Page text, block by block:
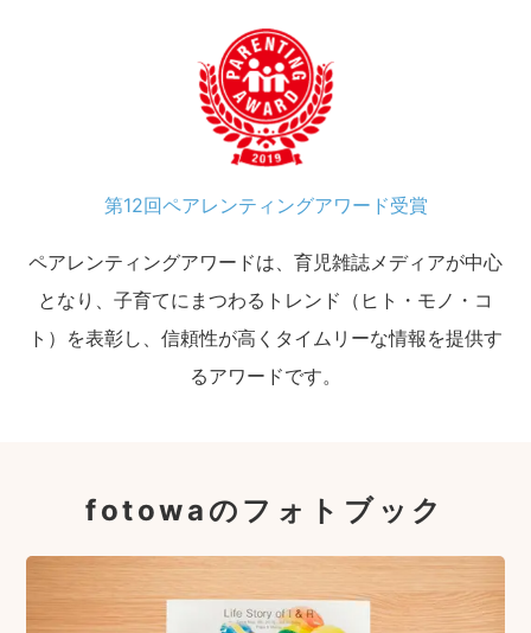
第12回ペアレンティングアワード受賞
ペアレンティングアワードは、育児雑誌メディアが中心
となり、子育てにまつわるトレンド（ヒト・モノ・コ
ト）を表彰し、信頼性が高くタイムリーな情報を提供す
るアワードです。
fotowaのフォトブック